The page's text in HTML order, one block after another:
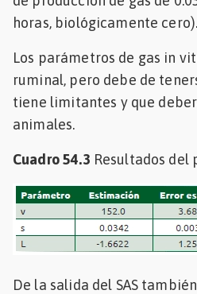
horas, biológicamente cero).
Los parámetros de gas in
ruminal, pero debe de
tiene limitantes y que
animales.
Cuadro 54.3 Resultados
De la salida del SAS